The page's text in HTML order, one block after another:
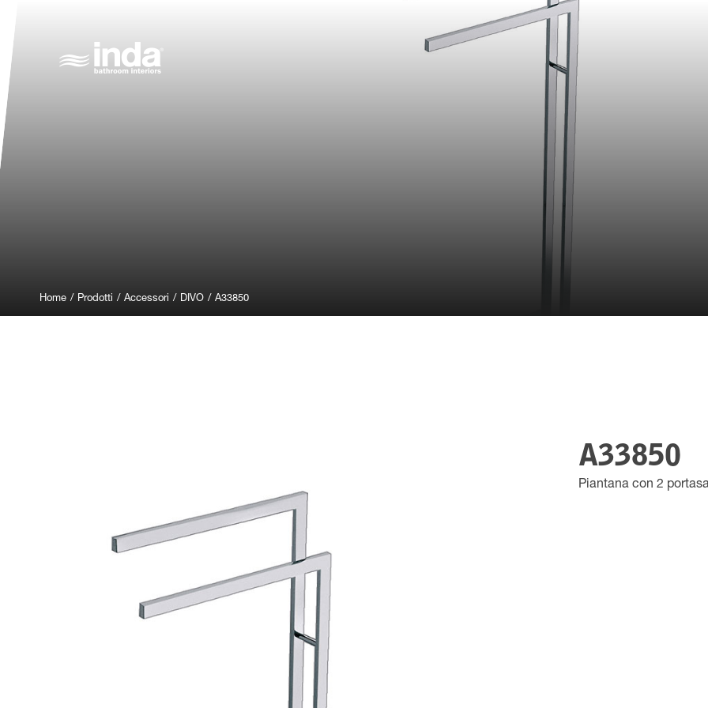
Home / Prodotti / Accessori / DIVO / A33850
A33850
Piantana con 2